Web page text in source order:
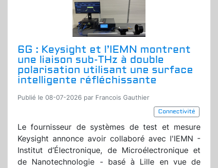
6G : Keysight et l’IEMN montrent
une liaison sub-THz à double
polarisation utilisant une surface
intelligente réfléchissante
Publié le 08-07-2026 par Francois Gauthier
Connectivité
Le fournisseur de systèmes de test et mesure
Keysight annonce avoir collaboré avec l'IEMN -
Institut d’Électronique, de Microélectronique et
de Nanotechnologie - basé à Lille en vue de